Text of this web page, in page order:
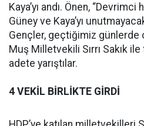
Kaya’yı andı. Önen,
Güney ve Kaya’yı
Gençler, geçtiğimiz günlerde
Muş Milletvekili Sırrı Sakık
adete yarıştılar.
4 VEKİL BİRLİKTE GİRDİ